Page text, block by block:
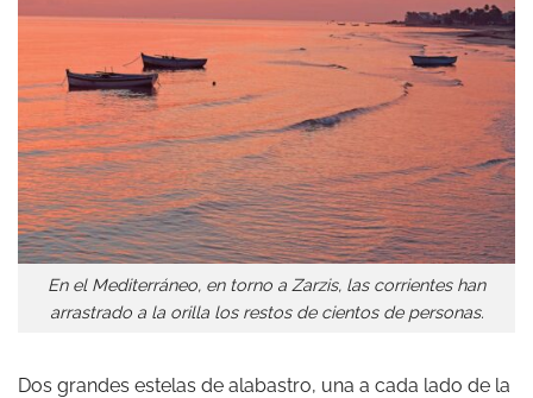
En el Mediterráneo, en torno a Zarzis, las corrientes han
arrastrado a la orilla los restos de cientos de personas.
Dos grandes estelas de alabastro, una a cada lado de la